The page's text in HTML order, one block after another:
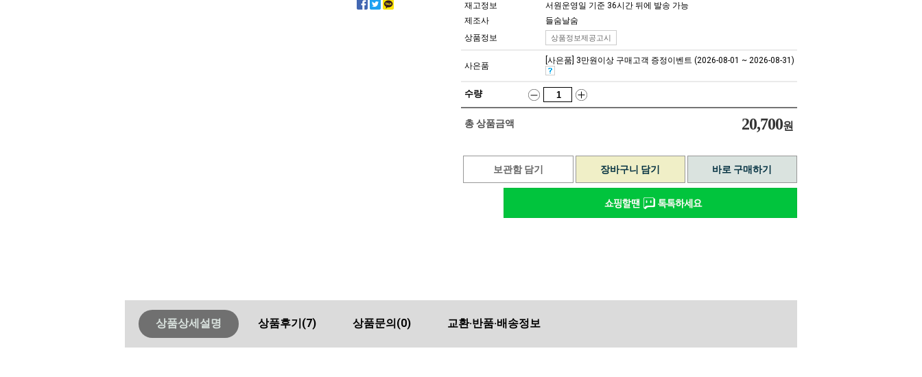
재고정보
서원운영일 기준 36시간 뒤에 발송 가능
제조사
들숨날숨
상품정보
상품정보제공고시
사은품
[사은품] 3만원이상 구매고객 증정이벤트 (2026-08-01 ~ 2026-08-31)
수량
총 상품금액 20,700원
보관함 담기 장바구니 담기 바로 구매하기
상품상세설명 상품후기(7) 상품문의(0) 교환·반품·배송정보